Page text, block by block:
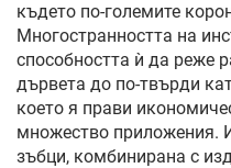
където по-големите
Многостранността на
способността ѝ да реже
дървета до по-твърди
което я прави
множество приложения.
зъбци, комбинирана с